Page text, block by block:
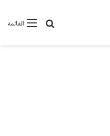
القائمةبحث عن